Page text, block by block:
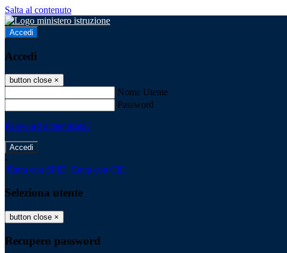
Salta al contenuto
Accedi
Accedi
button close ×
Nome Utente
Password
Password dimenticata?
-
Entra con SPID Entra con CIE
Seleziona utente
button close ×
Recupero password